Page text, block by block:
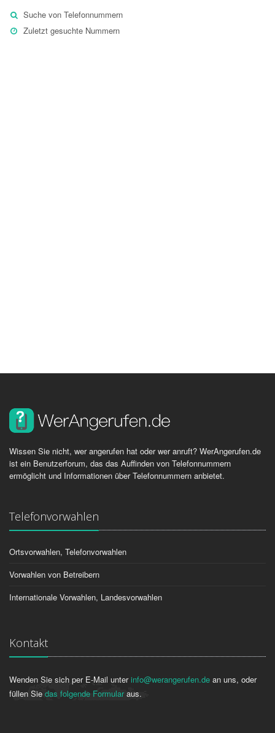
Suche von Telefonnummern
Zuletzt gesuchte Nummern
Wissen Sie nicht, wer angerufen hat oder wer anruft? WerAngerufen.de
ist ein Benutzerforum, das das Auffinden von Telefonnummern
ermöglicht und Informationen über Telefonnummern anbietet.
Telefonvorwahlen
Ortsvorwahlen, Telefonvorwahlen
Vorwahlen von Betreibern
Internationale Vorwahlen, Landesvorwahlen
Kontakt
Wenden Sie sich per E-Mail unterinfo@werangerufen.de an uns, oder
füllen Sie das folgende Formularaus.